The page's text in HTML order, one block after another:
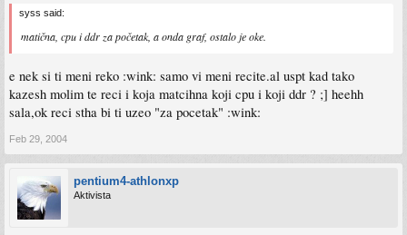
syss said:
matična, cpu i ddr za početak, a onda graf, ostalo je oke.
e nek si ti meni reko :wink: samo vi meni recite.al uspt kad tako
kazesh molim te reci i koja matcihna koji cpu i koji ddr ? ;] heehh
sala,ok reci stha bi ti uzeo "za pocetak" :wink:
Feb 29, 2004
pentium4-athlonxp
Aktivista